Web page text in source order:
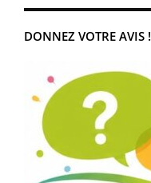
DONNEZ VOTRE AVIS !